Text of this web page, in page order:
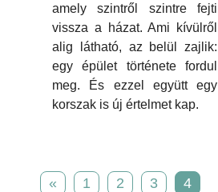
amely szintről szintre fejti
vissza a házat. Ami kívülről
alig látható, az belül zajlik:
egy épület története fordul
meg. És ezzel együtt egy
korszak is új értelmet kap.
« 1 2 3
4